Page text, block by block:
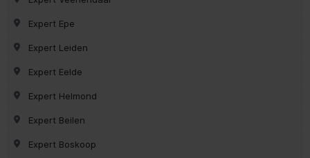
Expert Epe
Expert Leiden
Expert Eelde
Expert Helmond
Expert Beilen
Expert Boskoop